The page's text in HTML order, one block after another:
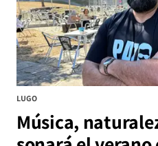
LUGO
Música,